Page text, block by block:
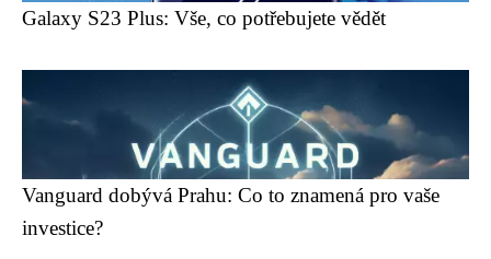
Galaxy S23 Plus: Vše, co potřebujete vědět
Vanguard dobývá Prahu: Co to znamená pro vaše
investice?